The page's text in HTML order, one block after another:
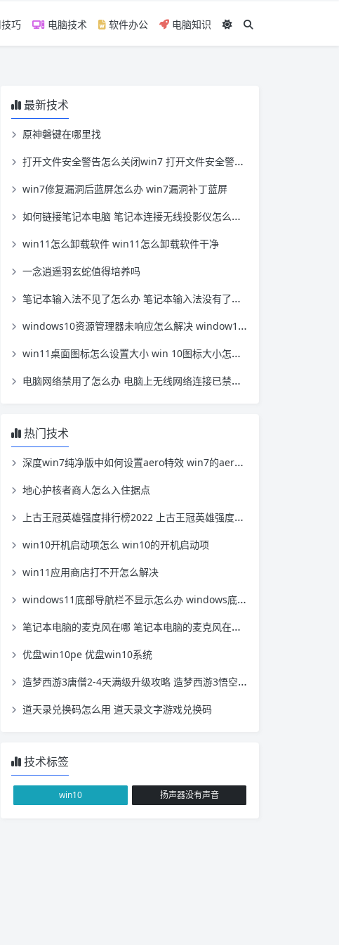
巧 电脑技术 软件办公 电脑知识
最新技术
原神磐键在哪里找
打开文件安全警告怎么关闭win7 打开文件安全警告怎么关闭win11
win7修复漏洞后蓝屏怎么办 win7漏洞补丁蓝屏
如何链接笔记本电脑 笔记本连接无线投影仪怎么连接
win11怎么卸载软件 win11怎么卸载软件干净
一念逍遥羽玄蛇值得培养吗
笔记本输入法不见了怎么办 笔记本输入法没有了怎么办
windows10资源管理器未响应怎么解决 window10资源管理器无响应
win11桌面图标怎么设置大小 win 10图标大小怎么设置
电脑网络禁用了怎么办 电脑上无线网络连接已禁用怎么办
热门技术
深度win7纯净版中如何设置aero特效 win7的aero效果必须使用aero主题
地心护核者商人怎么入住据点
上古王冠英雄强度排行榜2022 上古王冠英雄强度排行榜2021
win10开机启动项怎么 win10的开机启动项
win11应用商店打不开怎么解决
windows11底部导航栏不显示怎么办 windows底部导航栏没反应
笔记本电脑的麦克风在哪 笔记本电脑的麦克风在哪里关闭
优盘win10pe 优盘win10系统
造梦西游3唐僧2-4天满级升级攻略 造梦西游3悟空升级攻略
道天录兑换码怎么用 道天录文字游戏兑换码
技术标签
win10 扬声器没有声音